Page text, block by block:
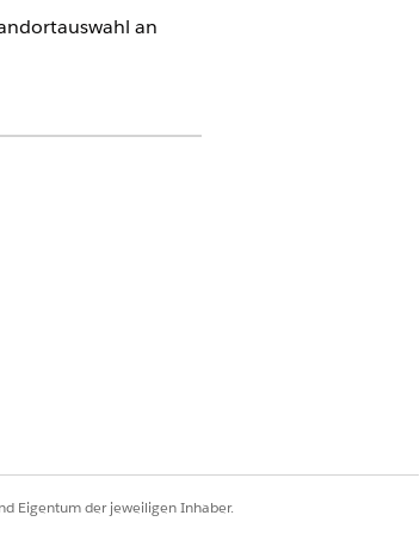
an
verfügbar
Eigentum der jeweiligen Inhaber.